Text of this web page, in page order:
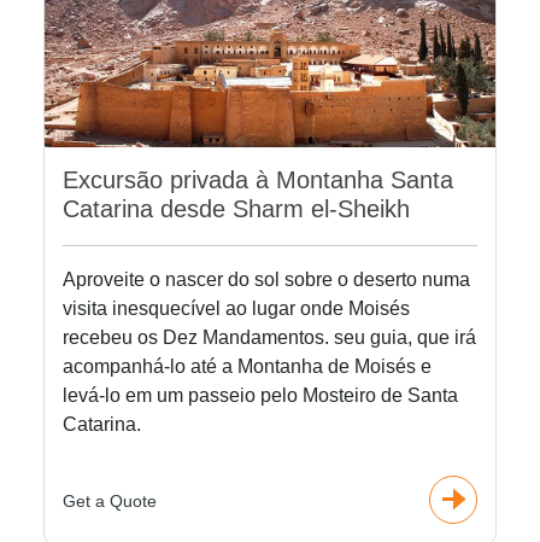
Excursão privada à Montanha Santa
Catarina desde Sharm el-Sheikh
Aproveite o nascer do sol sobre o deserto numa
visita inesquecível ao lugar onde Moisés
recebeu os Dez Mandamentos. seu guia, que irá
acompanhá-lo até a Montanha de Moisés e
levá-lo em um passeio pelo Mosteiro de Santa
Catarina.
Get a Quote